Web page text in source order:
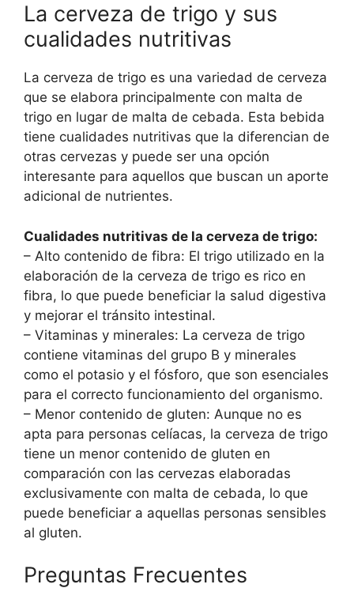
La cerveza de trigo y sus
cualidades nutritivas
La cerveza de trigo es una variedad de cerveza
que se elabora principalmente con malta de
trigo en lugar de malta de cebada. Esta bebida
tiene cualidades nutritivas que la diferencian de
otras cervezas y puede ser una opción
interesante para aquellos que buscan un aporte
adicional de nutrientes.
Cualidades nutritivas de la cerveza de trigo:
– Alto contenido de fibra: El trigo utilizado en la
elaboración de la cerveza de trigo es rico en
fibra, lo que puede beneficiar la salud digestiva
y mejorar el tránsito intestinal.
– Vitaminas y minerales: La cerveza de trigo
contiene vitaminas del grupo B y minerales
como el potasio y el fósforo, que son esenciales
para el correcto funcionamiento del organismo.
– Menor contenido de gluten: Aunque no es
apta para personas celíacas, la cerveza de trigo
tiene un menor contenido de gluten en
comparación con las cervezas elaboradas
exclusivamente con malta de cebada, lo que
puede beneficiar a aquellas personas sensibles
al gluten.
Preguntas Frecuentes